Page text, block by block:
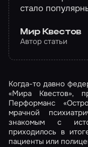
стало
Мир Квестов
Автор статьи
Когда-то давно
«Мира Квестов»,
Перформанс
мрачной
знакомым с
приходилось в
пациенты или